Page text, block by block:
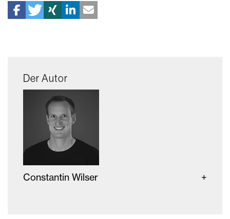
Der Autor
Constantin Wilser